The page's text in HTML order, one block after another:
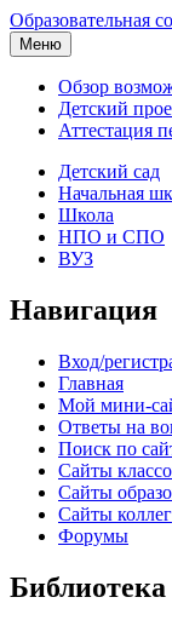
Образовательная
Меню
Обзор
Детский
Аттестация
Детский сад
Начальная
Школа
НПО и СПО
ВУЗ
Навигация
Вход/
Главная
Мой мини-
Ответы на
Поиск по
Сайты
Сайты
Сайты коллег
Форумы
Библиотека